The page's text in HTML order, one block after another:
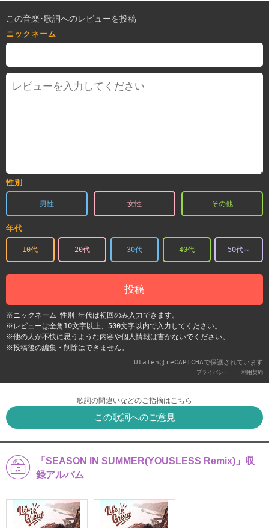
この音楽･歌詞へのレビューを投稿
ニックネーム
性別
男性 女性 その他
年代
10代 20代 30代 40代 50代～
投稿
※ニックネーム･性別･年代は初回のみ入力できます。
※レビューは全角10文字以上、500文字以内で入力してください。
※他の人が不快に思うような内容や個人情報は書かないでください。
※投稿後の編集・削除はできません。
UtaTenはreCAPTCHAで保護されています
プライバシー - 利用契約
歌詞の間違いなどのご指摘はこちら
この歌詞へのご意見
「SEASON IN SUMMER(YOUSLESS Remix)」収
録アルバム